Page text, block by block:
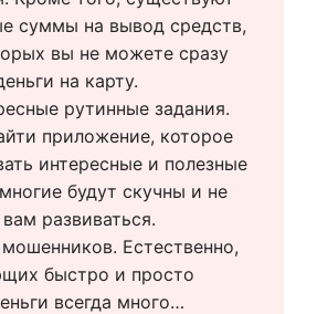
суммы на вывод средств,
вы не можете сразу
на карту.
рутинные задания.
приложение, которое
интересные и полезные
будут скучны и не
развиваться.
Естественно,
быстро и просто
всегда много…